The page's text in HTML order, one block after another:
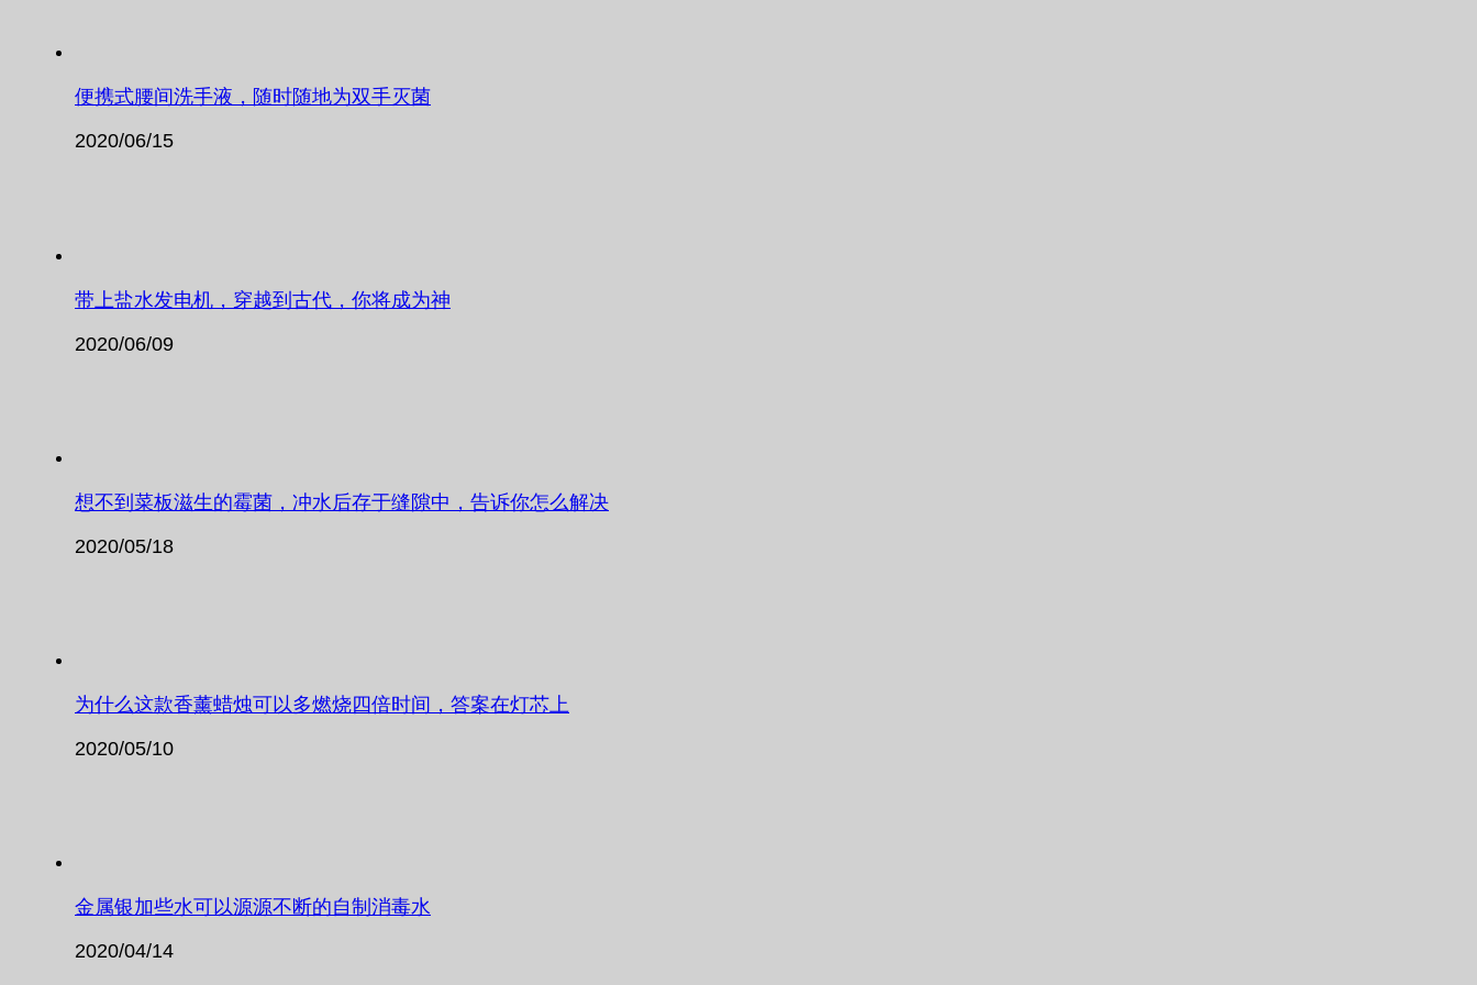
便携式腰间洗手液，随时随地为双手灭菌
2020/06/15
带上盐水发电机，穿越到古代，你将成为神
2020/06/09
想不到菜板滋生的霉菌，冲水后存于缝隙中，告诉你怎么解决
2020/05/18
为什么这款香薰蜡烛可以多燃烧四倍时间，答案在灯芯上
2020/05/10
金属银加些水可以源源不断的自制消毒水
2020/04/14